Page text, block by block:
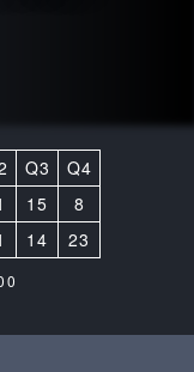
Q3
Q4
15
8
14 23